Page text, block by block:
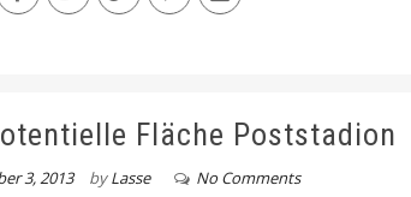
Fläche Poststadion
3, 2013 byLasse No Comments